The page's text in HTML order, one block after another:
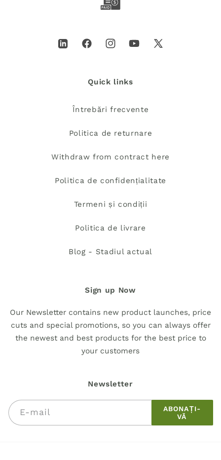
LinkedInFacebookInstagramYouTube
X
Quick links
Întrebări frecvente
Politica de returnare
Withdraw from contract here
Politica de confidențialitate
Termeni și condiții
Politica de livrare
Blog - Stadiul actual
Sign up Now
Our Newsletter contains new product launches, price
cuts and special promotions, so you can always offer
the newest and best products for the best price to
your customers
Newsletter
E-mail
ABONAȚI-
VĂ